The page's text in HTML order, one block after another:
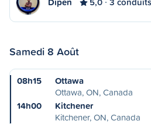
Samedi 8 Août
08h15
Ottawa
Ottawa, ON, Canada
14h00
Kitchener
Kitchener, ON, Canada